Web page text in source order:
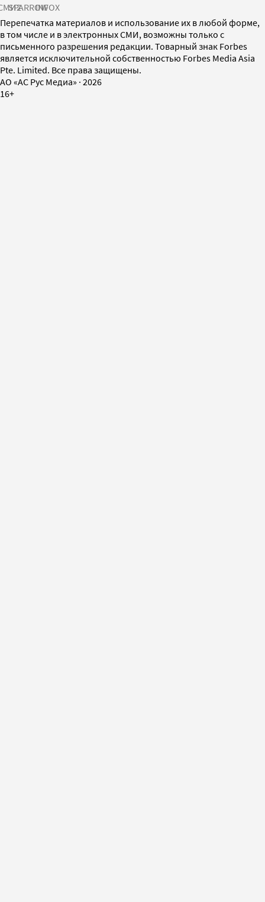
SPARROWINFOX
Перепечатка материалов и использование их в любой форме,
в том числе и в электронных СМИ, возможны только с
письменного разрешения редакции. Товарный знак Forbes
является исключительной собственностью Forbes Media Asia
Pte. Limited. Все права защищены.
AO «АС Рус Медиа» · 2026
16+